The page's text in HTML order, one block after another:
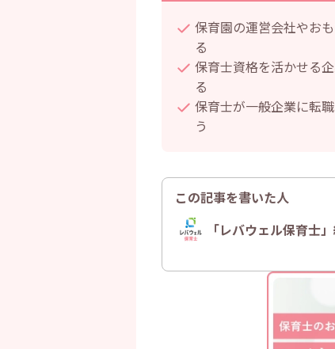
保育園の運営会社やお
る
保育士資格を活かせる
る
保育士が一般企業に転
う
この記事を書いた人
「レバウェル保育士